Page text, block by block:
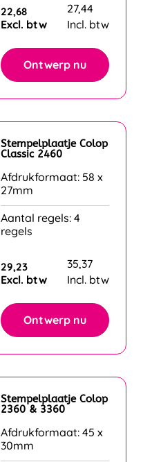
22,68
Excl. btw
27,44
Incl. btw
Ontwerp nu
Stempelplaatje Colop
Classic 2460
Afdrukformaat: 58 x
27mm
Aantal regels: 4
regels
29,23
Excl. btw
35,37
Incl. btw
Ontwerp nu
Stempelplaatje Colop
2360 & 3360
Afdrukformaat: 45 x
30mm